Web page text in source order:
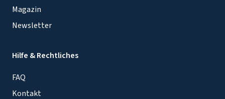
Magazin
Newsletter
Hilfe & Rechtliches
FAQ
Kontakt